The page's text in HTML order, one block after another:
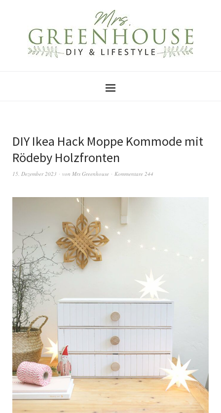
DIY Ikea Hack Moppe Kommode mit
Rödeby Holzfronten
15. Dezember 2023 von Mrs Greenhouse Kommentare 244